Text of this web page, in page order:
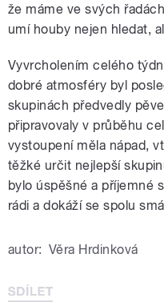
že máme ve svých
umí houby nejen hledat,
Vyvrcholením celého
dobré atmosféry byl
skupinách předvedly
připravovaly v průběhu
vystoupení měla nápad,
těžké určit nejlepší
bylo úspěšné a příjemné
rádi a dokáží se spolu
autor: Věra Hrdinková